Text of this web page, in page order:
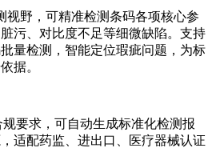
视野，可精准检测条码各项核心参
污、对比度不足等细微缺陷。支持
量检测，智能定位瑕疵问题，为标
据。
规要求，可自动生成标准化检测报
适配药监、进出口、医疗器械认证